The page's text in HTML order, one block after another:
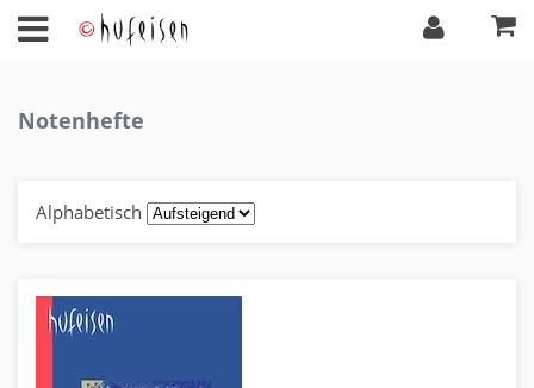
Notenhefte
Alphabetisch